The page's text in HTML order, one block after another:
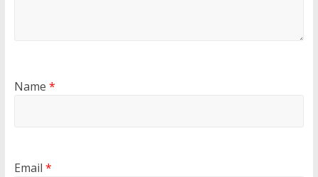
Name *
Email *